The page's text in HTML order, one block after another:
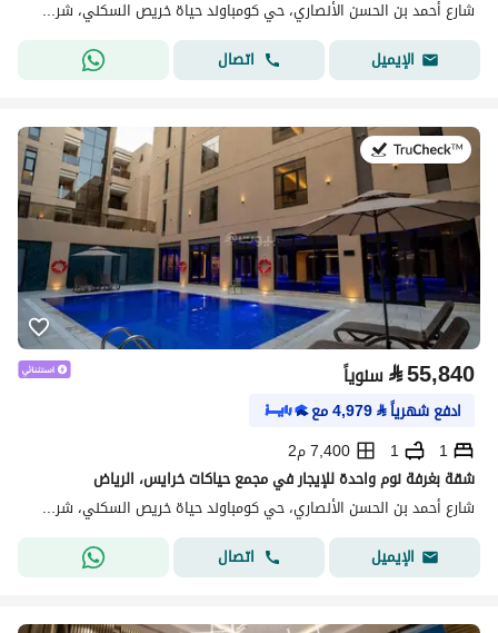
شارع أحمد بن الحسن الأنصاري، حي كومباوند حياة خريص السكني، شرق الرياض، الرياض
الإيميل
اتصال
في:20 يوليو 2026
⃁55,840 سنوياً
ادفع شهرياً⃁
4,979مع
1
1
7,400 م2
شقة بغرفة نوم واحدة للإيجار في مجمع حياكات خرايس، الرياض
شارع أحمد بن الحسن الأنصاري، حي كومباوند حياة خريص السكني، شرق الرياض، الرياض
الإيميل
اتصال